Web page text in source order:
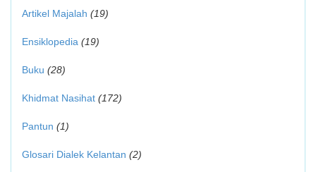
Artikel Majalah (19)
Ensiklopedia (19)
Buku (28)
Khidmat Nasihat (172)
Pantun (1)
Glosari Dialek Kelantan (2)